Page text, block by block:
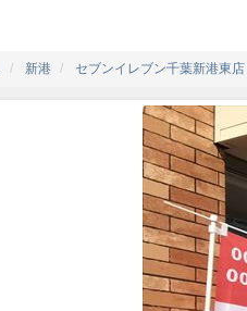
新港 セブンイレブン千葉新港東店